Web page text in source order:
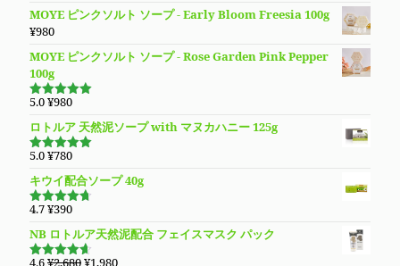
た。
す。
¥3,980
し
は
で
価
MOYE ピンクソルト ソープ - Early Bloom Freesia 100g
¥980
MOYE ピンクソルト ソープ - Rose Garden Pink Pepper
100g
5段階で
5.0¥980
ロトルア 天然泥ソープ with マヌカハニー 125g
5段階で
5.0¥780
キウイ配合ソープ 40g
5段階で
価
4.7¥390
NB ロトルア天然泥配合 フェイスマスク パック
元
現